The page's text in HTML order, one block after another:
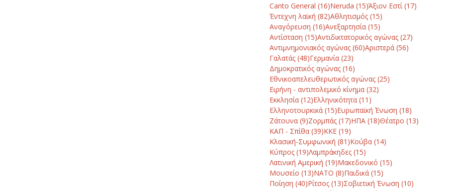
Canto General (16)Neruda (15)Άξιον Εστί(17)
Έντεχνη λαϊκή (82)Αθλητισμός(15)
Αναγόρευση (16)Ανεξαρτησία(15)
Αντίσταση (15)Αντιδικτατορικός αγώνας(27)
Αντιμνημονιακός αγώνας(60)Αριστερά(56)
Γαλατάς(48)Γερμανία(23)
Δημοκρατικός αγώνας(16)
Εθνικοαπελευθερωτικός αγώνας(25)
Ειρήνη - αντιπολεμικό κίνημα(32)
Εκκλησία(12)Ελληνικότητα(11)
Ελληνοτουρκικά(15)Ευρωπαϊκή Ένωση (18)
Ζάτουνα(9)Ζορμπάς(17)ΗΠΑ(18)Θέατρο (13)
ΚΑΠ - Σπίθα(39)ΚΚΕ(19)
Κλασική-Συμφωνική (81)Κούβα(14)
Κύπρος(19)Λαμπράκηδες(15)
Λατινική Αμερική (19)Μακεδονικό (15)
Μουσείο (13)ΝΑΤΟ (8)Παιδικά(15)
Ποίηση (40)Ρίτσος(13)Σοβιετική Ένωση (10)